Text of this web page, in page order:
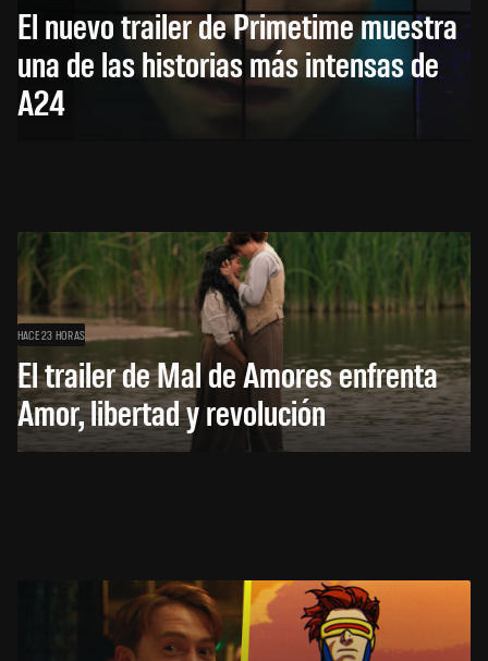
El nuevo trailer de Primetime muestra
una de las historias más intensas de
A24
HACE 23 HORAS
El trailer de Mal de Amores enfrenta
Amor, libertad y revolución